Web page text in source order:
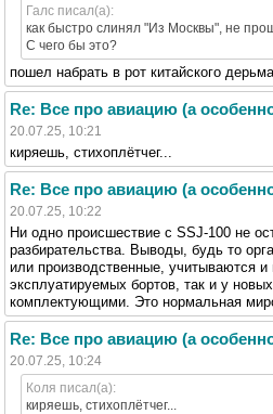
Галс писал(а):
как быстро слинял "Из Москвы", не
С чего бы это?
пошел набрать в рот китайского дерьма
Re: Все про авиацию (а
20.07.25, 10:21
киряешь, стихоплётчег...
Re: Все про авиацию (а
20.07.25, 10:22
Ни одно происшествие с SSJ-100 не
разбирательства. Выводы, будь то
или производственные, учитываются и
эксплуатируемых бортов, так и у
комплектующими. Это нормальная
Re: Все про авиацию (а
20.07.25, 10:24
Коля писал(а):
киряешь, стихоплётчег...